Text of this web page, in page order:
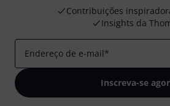
Contribuições
Insights da
Endereço de e-mail*
Inscreva-se